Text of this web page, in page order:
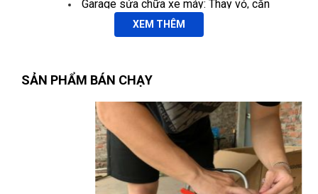
Garage sửa chữa xe máy: Thay vỏ, căn
chỉnh phanh, bảo dưỡng gầm, bảo dưỡng
sên, bảo dưỡng định kỳ.
Dịch vụ lưu động (Mobile Service): Bàn nâng
di động kết hợp thùng đồ nghề, mang đến tận
nhà khách.
Cá nhân: Tự bảo trì, vệ sinh xe tại nhà an
toàn, tiện lợi.
XEM THÊM
SẢN PHẨM BÁN CHẠY
Lần nào mua cũng được giảm giá
(Đánh giá 1 năm trước)
Nhân viên tuy ít nhưng phục vụ rất chu đáo nhưng nhiệt tình